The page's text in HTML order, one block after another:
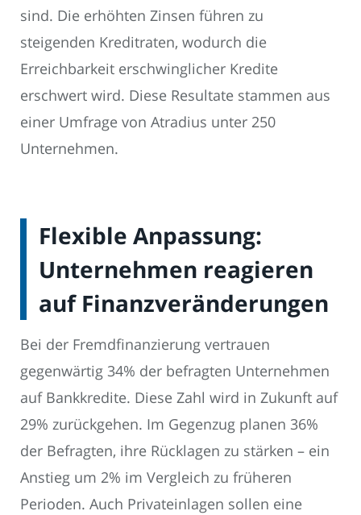
sind. Die erhöhten Zinsen führen zu
steigenden Kreditraten, wodurch die
Erreichbarkeit erschwinglicher Kredite
erschwert wird. Diese Resultate stammen aus
einer Umfrage von Atradius unter 250
Unternehmen.
Flexible Anpassung:
Unternehmen reagieren
auf Finanzveränderungen
Bei der Fremdfinanzierung vertrauen
gegenwärtig 34% der befragten Unternehmen
auf Bankkredite. Diese Zahl wird in Zukunft auf
29% zurückgehen. Im Gegenzug planen 36%
der Befragten, ihre Rücklagen zu stärken – ein
Anstieg um 2% im Vergleich zu früheren
Perioden. Auch Privateinlagen sollen eine